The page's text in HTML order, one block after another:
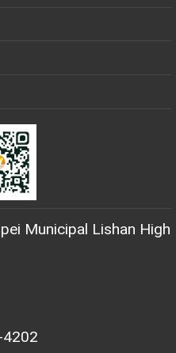
Municipal Lishan High